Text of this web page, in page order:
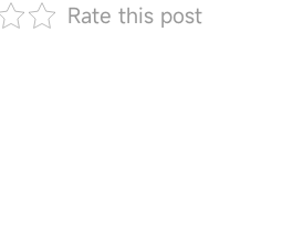
Rate this post